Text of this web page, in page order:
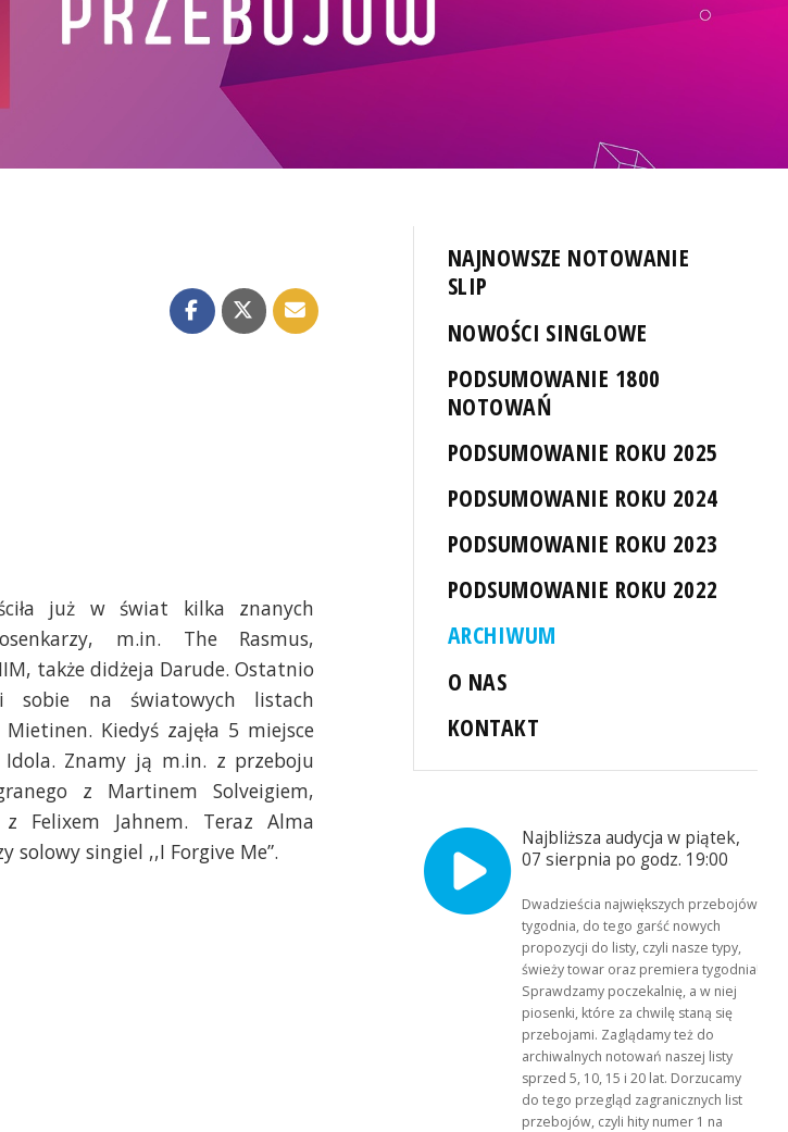
już w świat kilka znanych
m.in. The Rasmus,
także didżeja Darude. Ostatnio
sobie na światowych listach
Kiedyś zajęła 5 miejsce
Znamy ją m.in. z przeboju
z Martinem Solveigiem,
z Felixem Jahnem. Teraz Alma
solowy singiel ,,I Forgive Me”.
NAJNOWSZE NOTOWANIE
SLIP
NOWOŚCI SINGLOWE
PODSUMOWANIE 1800
NOTOWAŃ
PODSUMOWANIE ROKU 2025
PODSUMOWANIE ROKU 2024
PODSUMOWANIE ROKU 2023
PODSUMOWANIE ROKU 2022
ARCHIWUM
O NAS
KONTAKT
Najbliższa audycja w piątek,
07 sierpnia po godz. 19:00
Dwadzieścia największych przebojów
tygodnia, do tego garść nowych
propozycji do listy, czyli nasze typy,
świeży towar oraz premiera tygodnia!
Sprawdzamy poczekalnię, a w niej
piosenki, które za chwilę staną się
przebojami. Zaglądamy też do
archiwalnych notowań naszej listy
sprzed 5, 10, 15 i 20 lat. Dorzucamy
do tego przegląd zagranicznych list
przebojów, czyli hity numer 1 na